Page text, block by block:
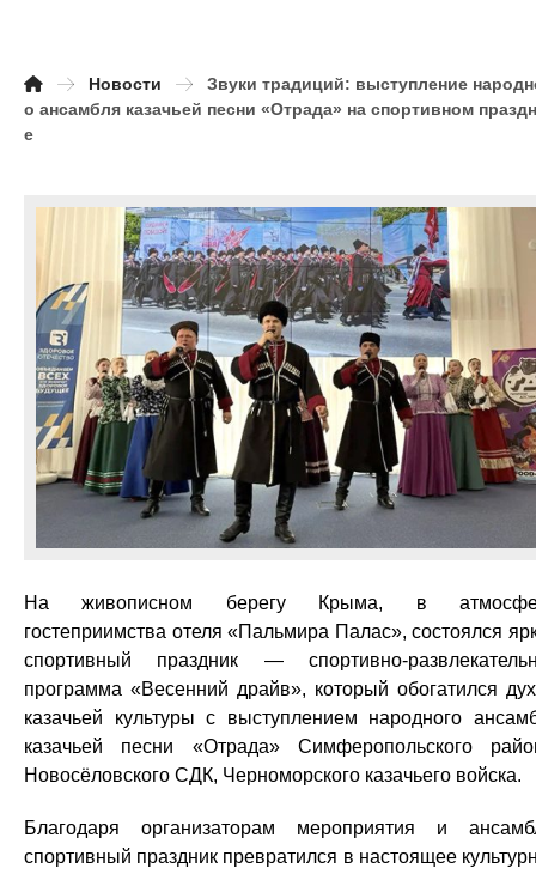
Новости
Звуки традиций: выступление
о ансамбля казачьей песни «Отрада» на спортивном
е
На живописном берегу Крыма, в
гостеприимства отеля «Пальмира Палас», состоялся
спортивный праздник — спортивно-
программа «Весенний драйв», который обогатился
казачьей культуры с выступлением народного
казачьей песни «Отрада» Симферопольского
Новосёловского СДК, Черноморского казачьего войска.
Благодаря организаторам мероприятия и
спортивный праздник превратился в настоящее